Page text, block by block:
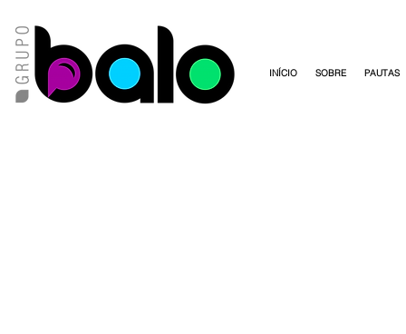
INÍCIO SOBRE PAUTAS